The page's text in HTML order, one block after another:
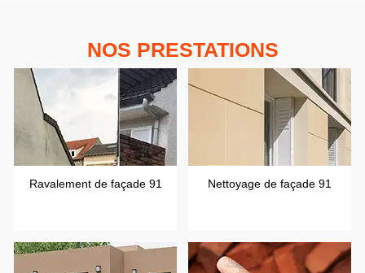
NOS PRESTATIONS
Ravalement de façade 91 Nettoyage de façade 91